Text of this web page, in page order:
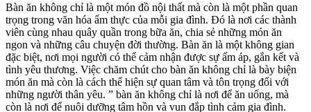
Bàn ăn không chỉ là một món đồ nội thất mà còn là một phần quan
trọng trong văn hóa ẩm thực của mỗi gia đình. Đó là nơi các thành
viên cùng nhau quây quần trong bữa ăn, chia sẻ những món ăn
ngon và những câu chuyện đời thường. Bàn ăn là một không gian
đặc biệt, nơi mọi người có thể cảm nhận được sự ấm áp, gắn kết và
tình yêu thương. Việc chăm chút cho bàn ăn không chỉ là bày biện
món ăn mà còn là cách thể hiện sự quan tâm và tôn trọng đối với
những người thân yêu. ” bàn ăn không chỉ là nơi để ăn uống, mà
còn là nơi để nuôi dưỡng tâm hồn và vun đắp tình cảm gia đình.